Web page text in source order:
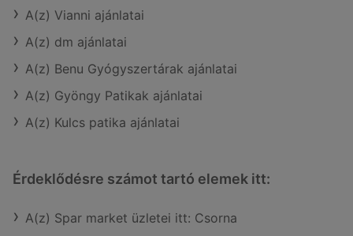
A(z) Vianni ajánlatai
A(z) dm ajánlatai
A(z) Benu Gyógyszertárak ajánlatai
A(z) Gyöngy Patikak ajánlatai
A(z) Kulcs patika ajánlatai
Érdeklődésre számot tartó elemek itt:
A(z) Spar market üzletei itt: Csorna